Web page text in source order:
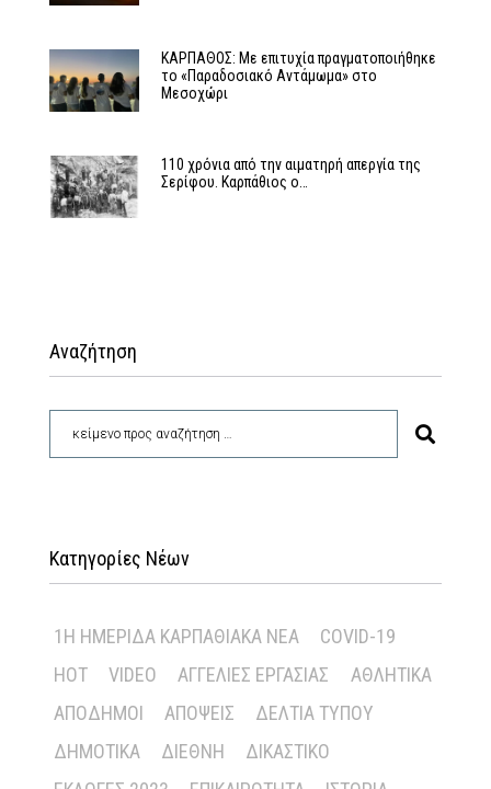
ΚΑΡΠΑΘΟΣ: Με επιτυχία πραγματοποιήθηκε
το «Παραδοσιακό Αντάμωμα» στο
Μεσοχώρι
110 χρόνια από την αιματηρή απεργία της
Σερίφου. Καρπάθιος ο…
Αναζήτηση
Κατηγορίες Νέων
1Η ΗΜΕΡΊΔΑ ΚΑΡΠΑΘΙΑΚΆ ΝΈΑ
COVID-19
HOT
VIDEO ΑΓΓΕΛΊΕΣ ΕΡΓΑΣΊΑΣ
ΑΘΛΗΤΙΚΆ
ΑΠΌΔΗΜΟΙ
ΑΠΌΨΕΙΣ
ΔΕΛΤΊΑ ΤΎΠΟΥ
ΔΗΜΟΤΙΚΆ
ΔΙΕΘΝΉ
ΔΙΚΑΣΤΙΚΌ